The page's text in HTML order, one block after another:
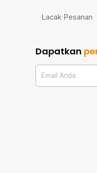
Lacak Pesanan
Dapatkan
Email Anda